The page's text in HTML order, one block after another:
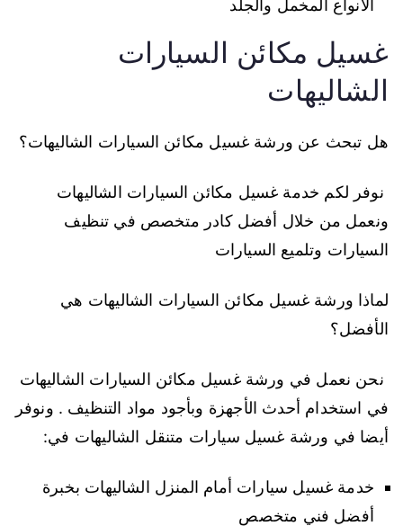
الانواع المخمل والجلد
غسيل مكائن السيارات
الشاليهات
هل تبحث عن ورشة غسيل مكائن السيارات الشاليهات؟
نوفر لكم خدمة غسيل مكائن السيارات الشاليهات
ونعمل من خلال أفضل كادر متخصص في تنظيف
السيارات وتلميع السيارات
لماذا ورشة غسيل مكائن السيارات الشاليهات هي
الأفضل؟
نحن نعمل في ورشة غسيل مكائن السيارات الشاليهات
في استخدام أحدث الأجهزة وبأجود مواد التنظيف . ونوفر
أيضا في ورشة غسيل سيارات متنقل الشاليهات في:
خدمة غسيل سيارات أمام المنزل الشاليهات بخبرة
أفضل فني متخصص